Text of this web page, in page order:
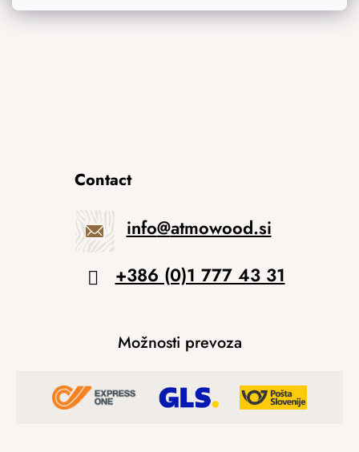
Contact
info@atmowood.si
+386 (0)1 777 43 31
Možnosti prevoza